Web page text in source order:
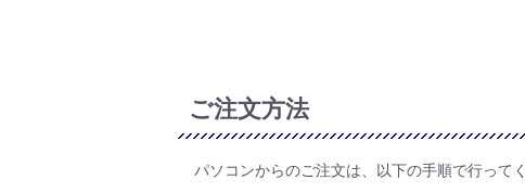
ご注文方法
パソコンからのご注文は、以下の手順で行ってく